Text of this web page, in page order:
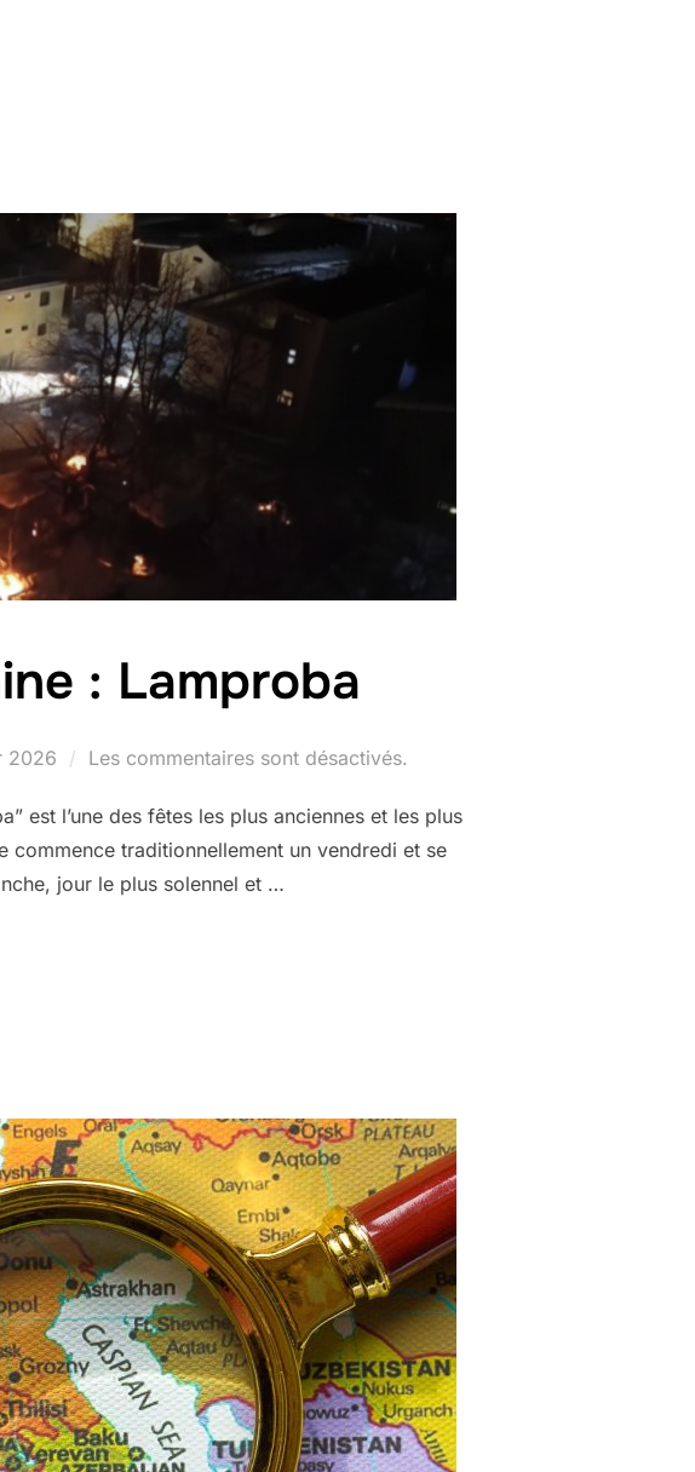
: Lamproba
2026 Les commentaires sont désactivés.
est l’une des fêtes les plus anciennes et les plus
commence traditionnellement un vendredi et se
jour le plus solennel et …